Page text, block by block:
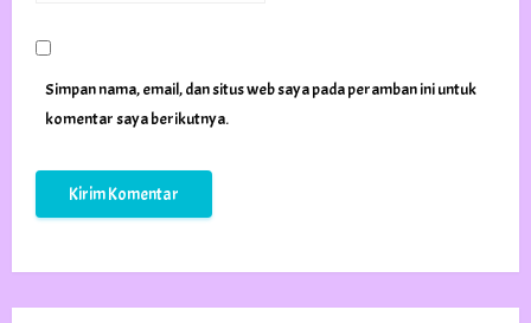
Simpan nama, email, dan situs web saya pada peramban ini untuk
komentar saya berikutnya.